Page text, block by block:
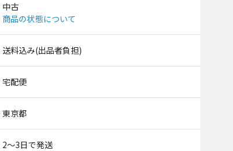
中古
商品の状態について
送料込み(出品者負担)
宅配便
東京都
2〜3日で発送